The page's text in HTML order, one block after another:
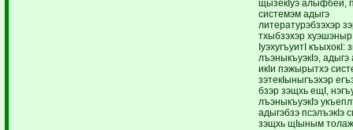
щызекIуэ алыфбей,
системэм адыгэ
литературэбзэхэр
тхыбзэхэр
IуэхугъуитI къыхокI:
лъэныкъуэкIэ,
икIи пэжырытхэ
зэтекIыныгъэхэр
бзэр зэщхь ещI,
лъэныкъуэкIэ
адыгэбзэ псэлъэкIэ
зэщхь щIыным